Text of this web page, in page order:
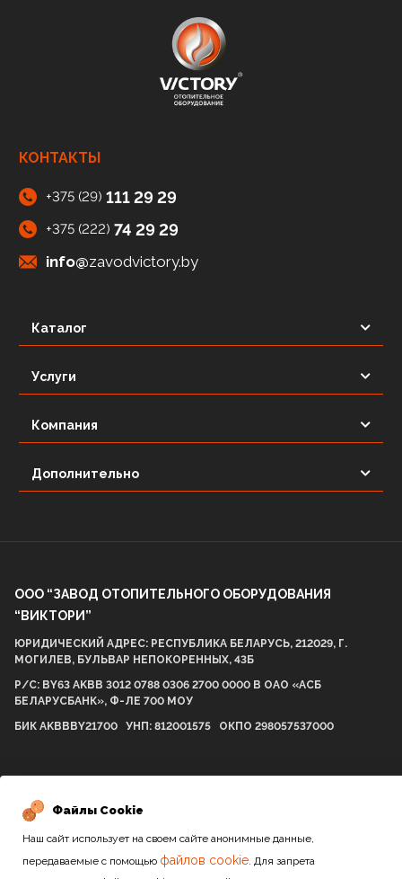
Каталог
Услуги
Компания
Дополнительно
КОНТАКТЫ
+375 (29) 111 29 29
+375 (222) 74 29 29
info@zavodvictory.by
ООО “ЗАВОД ОТОПИТЕЛЬНОГО ОБОРУДОВАНИЯ
“ВИКТОРИ”
ЮРИДИЧЕСКИЙ АДРЕС: РЕСПУБЛИКА БЕЛАРУСЬ, 212029, Г.
МОГИЛЕВ, БУЛЬВАР НЕПОКОРЕННЫХ, 43Б
Р/С: BY63 AKBB 3012 0788 0306 2700 0000 В ОАО «АСБ
БЕЛАРУСБАНК», Ф-ЛЕ 700 МОУ
БИК AKBBBY21700 УНП: 812001575 ОКПО 298057537000
Сайт разработан студией
Файлы Cookie
Наш сайт использует на своем сайте анонимные данные,
передаваемые с помощью файлов cookie. Для запрета